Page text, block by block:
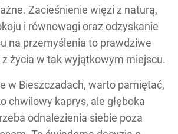
Zacieśnienie więzi z naturą,
i równowagi oraz odzyskanie
na przemyślenia to prawdziwe
z życia w tak wyjątkowym miejscu.
w Bieszczadach, warto pamiętać,
chwilowy kaprys, ale głęboka
odnalezienia siebie poza